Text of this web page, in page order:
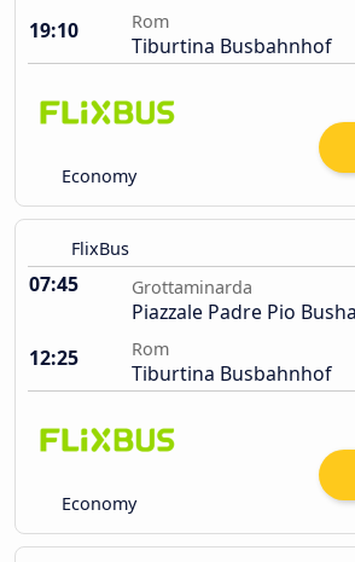
19:10
Rom
Tiburtina Busbahnhof
Economy
FlixBus
07:45 Grottaminarda
Piazzale Padre Pio
12:25
Rom
Tiburtina Busbahnhof
Economy